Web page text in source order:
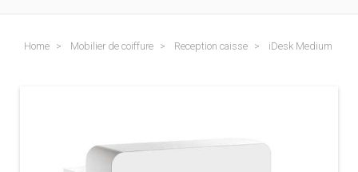
Home Mobilier de coiffure Reception caisse iDesk Medium